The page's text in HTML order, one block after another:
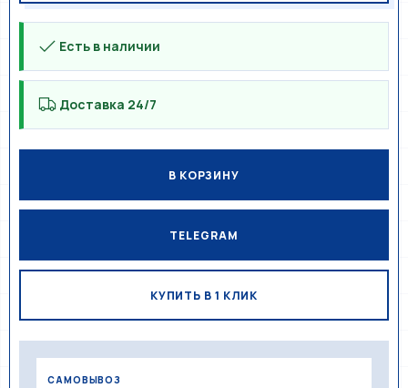
Есть в наличии
Доставка 24/7
В КОРЗИНУ
TELEGRAM
КУПИТЬ В 1 КЛИК
САМОВЫВОЗ